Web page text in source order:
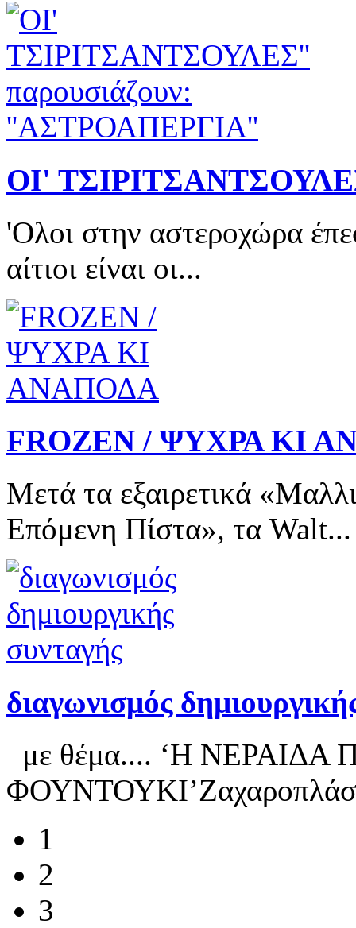
ΟΙ'
'Ολοι στην αστεροχώρα
αίτιοι είναι οι...
FROZEN / ΨΥΧΡΑ ΚΙ
Μετά τα εξαιρετικά
Επόμενη Πίστα», τα Walt...
διαγωνισμός
με θέμα.... ‘Η
1
2
3